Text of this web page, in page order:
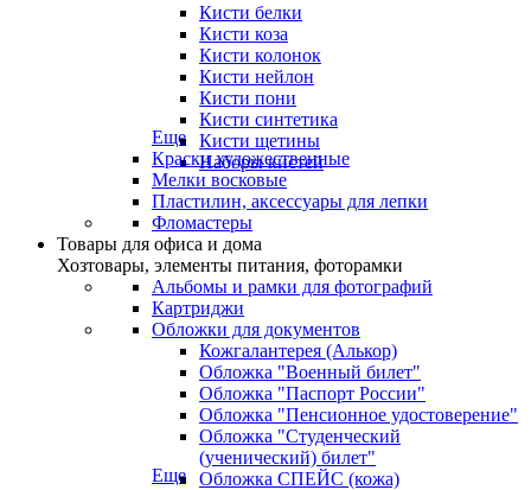
Кисти белки
Кисти коза
Кисти колонок
Кисти нейлон
Кисти пони
Кисти синтетика
Кисти щетины
Наборы кистей
Еще
Краски художественные
Мелки восковые
Пластилин, аксессуары для лепки
Фломастеры
Товары для офиса и дома
Хозтовары, элементы питания, фоторамки
Альбомы и рамки для фотографий
Картриджи
Обложки для документов
Кожгалантерея (Алькор)
Обложка "Военный билет"
Обложка "Паспорт России"
Обложка "Пенсионное удостоверение"
Обложка "Студенческий
(ученический) билет"
Обложка СПЕЙС (кожа)
Еще